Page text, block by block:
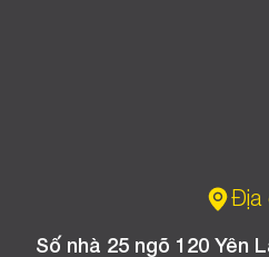
Địa
Số nhà 25 ngõ 120 Yên